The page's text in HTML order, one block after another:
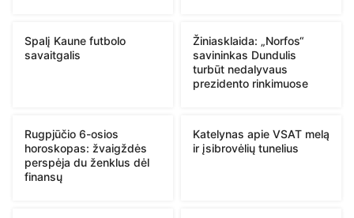
Spalį Kaune futbolo
savaitgalis
Žiniasklaida: „Norfos“
savininkas Dundulis
turbūt nedalyvaus
prezidento rinkimuose
Rugpjūčio 6-osios
horoskopas: žvaigždės
perspėja du ženklus dėl
finansų
Katelynas apie VSAT melą
ir įsibrovėlių tunelius